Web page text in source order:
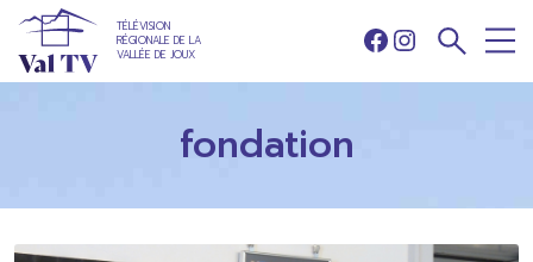
TÉLÉVISION
RÉGIONALE DE LA
VALLÉE DE JOUX
Facebook
Instagram
fondation